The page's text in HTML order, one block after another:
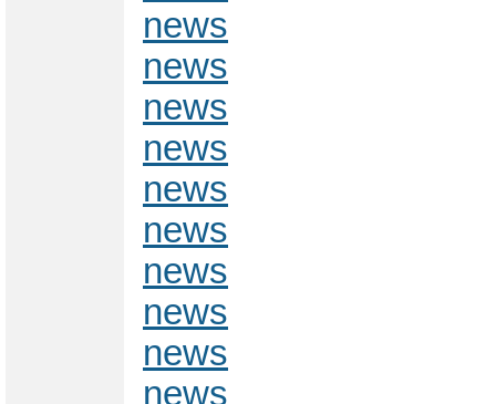
news
news
news
news
news
news
news
news
news
news